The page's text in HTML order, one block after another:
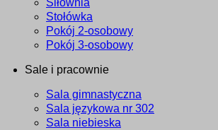
Siłownia
Stołówka
Pokój 2-osobowy
Pokój 3-osobowy
Sale i pracownie
Sala gimnastyczna
Sala językowa nr 302
Sala niebieska